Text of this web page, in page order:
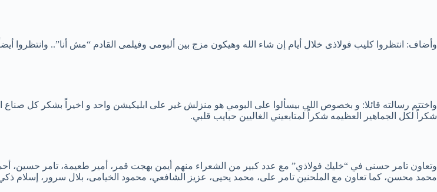
وأضاف: انتظروا كليب فولاذى خلال أيام إن شاء الله وهيكون مزج بين ألبومى وفيلمى القادم “مش أنا”.. وانتظروا
واختتم رسالته قائلا: و بخصوص اللي بيسألوا على البومي هو منزلش غير على ابليكيشن واحد و اخيراً بشكر كل
شكراً لكل الجماهير العظيمه شكراً لمتابعيني الغاليين حبايب قلبي.
وتعاون تامر حسنى في “خليك فولاذي” مع عدد كبير من الشعراء منهم أيمن بهجت قمر، أمير طعيمة، تامر حسين،
محمد محسن، كما تعاون مع الملحنين تامر على، محمد يحيى، عزيز الشافعي، محمود الخيامى، بلال سرور، إسلام